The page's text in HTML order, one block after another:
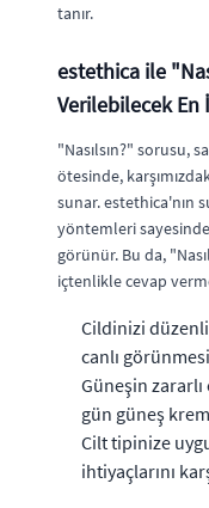
tanır.
estethica ile
Verilebilecek En
"Nasılsın?" sorusu,
ötesinde,
sunar. estethica'nın
yöntemleri
görünür. Bu da,
içtenlikle cevap
Cildinizi
canlı
Güneşin
gün güneş
Cilt tipinize
ihtiyaçlarını